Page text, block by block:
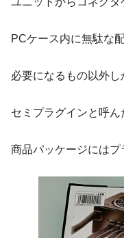
PCケース内に無駄な
必要になるもの以外
セミプラグインと呼
商品パッケージには